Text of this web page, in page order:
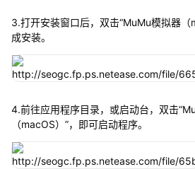
3.打开安装窗口后，双击“MuMu模拟器（
成安装。
4.前往应用程序目录，或启动台，双击
（macOS）”，即可启动程序。